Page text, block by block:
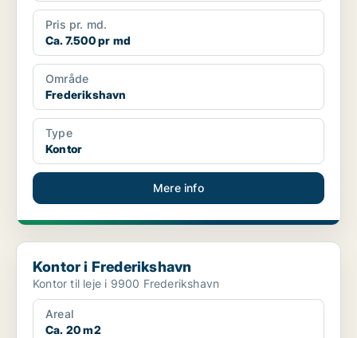
Pris pr. md.
Ca. 7.500 pr md
Område
Frederikshavn
Type
Kontor
Mere info
Kontor i Frederikshavn
Kontor i Frederikshavn
Kontor til leje i 9900 Frederikshavn
Areal
Ca. 20 m2